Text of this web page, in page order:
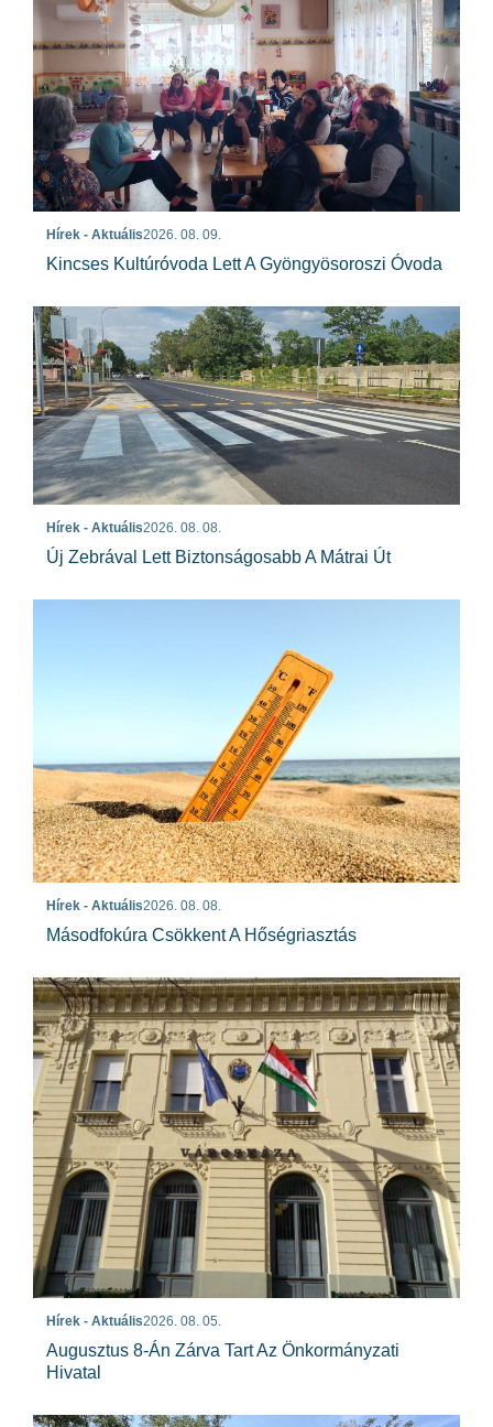
Hírek - Aktuális2026. 08. 09.
Kincses Kultúróvoda Lett A Gyöngyösoroszi Óvoda
Hírek - Aktuális2026. 08. 08.
Új Zebrával Lett Biztonságosabb A Mátrai Út
Hírek - Aktuális2026. 08. 08.
Másodfokúra Csökkent A Hőségriasztás
Hírek - Aktuális2026. 08. 05.
Augusztus 8-Án Zárva Tart Az Önkormányzati
Hivatal